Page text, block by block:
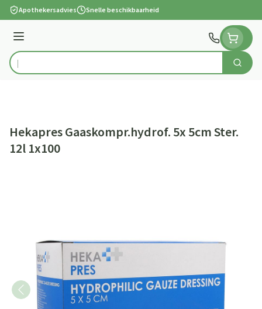
Ga naar de inhoud
Apothekersadvies Snelle beschikbaarheid
Menu
Product, merk, categorie... Zoek
Hekapres Gaaskompr.hydrof. 5x 5cm Ster.
12l 1x100